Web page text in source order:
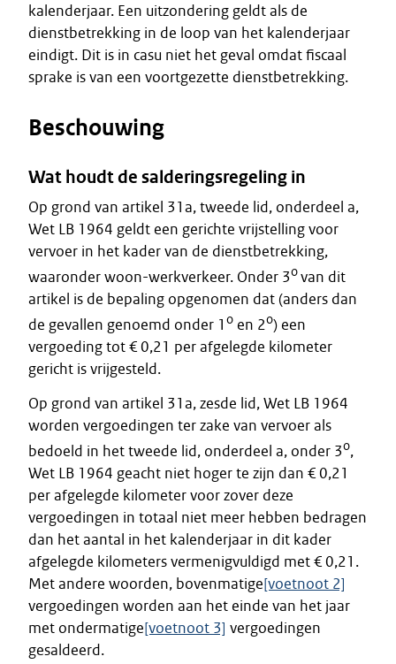
kalenderjaar. Een uitzondering geldt als de
dienstbetrekking in de loop van het kalenderjaar
eindigt. Dit is in casu niet het geval omdat fiscaal
sprake is van een voortgezette dienstbetrekking.
Beschouwing
Wat houdt de salderingsregeling in
Op grond van artikel 31a, tweede lid, onderdeel a,
Wet LB 1964 geldt een gerichte vrijstelling voor
vervoer in het kader van de dienstbetrekking,
waaronder woon-werkverkeer. Onder 3ovan dit
artikel is de bepaling opgenomen dat (anders dan
de gevallen genoemd onder 1 o en 2o) een
vergoeding tot € 0,21 per afgelegde kilometer
gericht is vrijgesteld.
Op grond van artikel 31a, zesde lid, Wet LB 1964
worden vergoedingen ter zake van vervoer als
bedoeld in het tweede lid, onderdeel a, onder 3o,
Wet LB 1964 geacht niet hoger te zijn dan € 0,21
per afgelegde kilometer voor zover deze
vergoedingen in totaal niet meer hebben bedragen
dan het aantal in het kalenderjaar in dit kader
afgelegde kilometers vermenigvuldigd met € 0,21.
Met andere woorden, bovenmatige[voetnoot 2]
vergoedingen worden aan het einde van het jaar
met ondermatige[voetnoot 3] vergoedingen
gesaldeerd.